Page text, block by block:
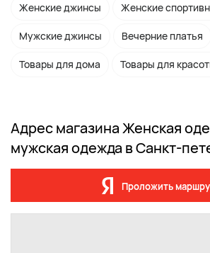
Женские джинсы Женские
Мужские джинсы Вечерние платья
Товары для дома Товары для
Адрес магазина Женская
мужская одежда в Санкт-
Проложить